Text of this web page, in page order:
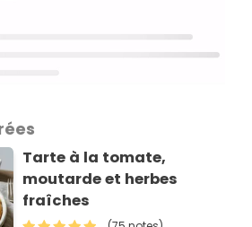
Tarte à la tomate,
moutarde et herbes
fraîches